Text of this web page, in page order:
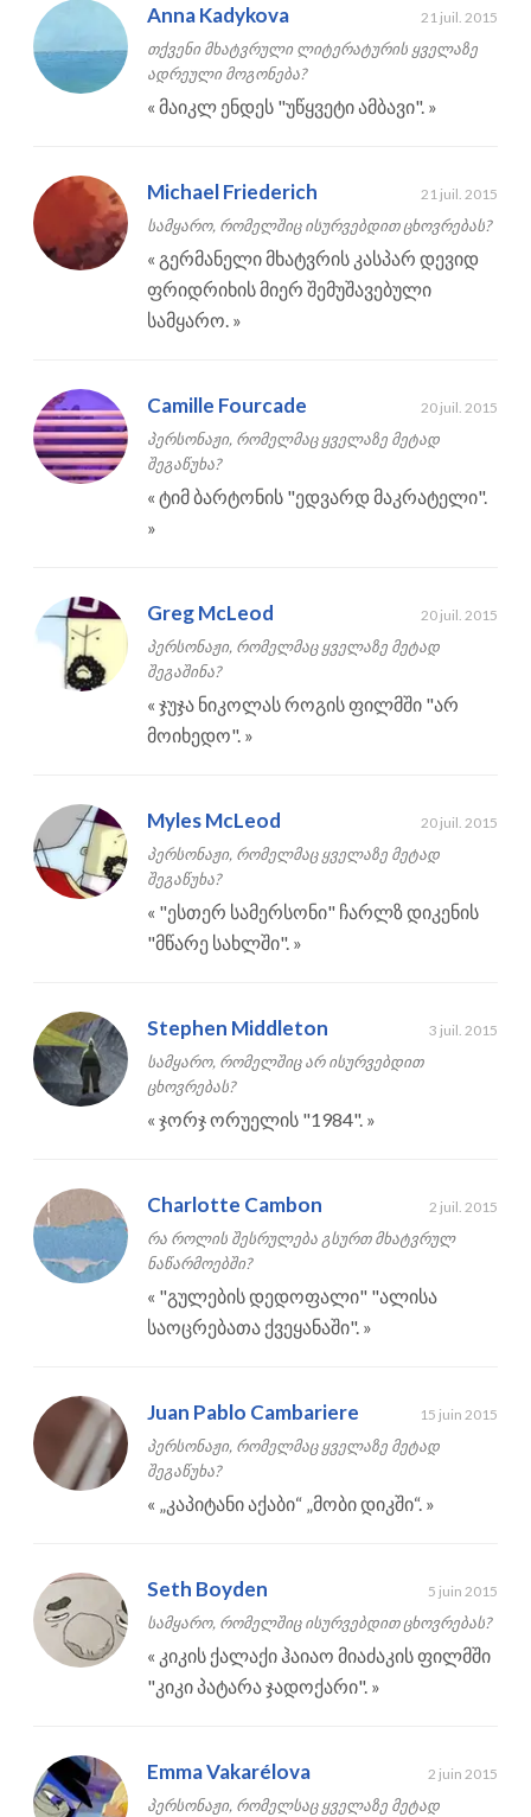
Anna Kadykova 21 juil. 2015
თქვენი მხატვრული ლიტერატურის ყველაზე
ადრეული მოგონება?
« მაიკლ ენდეს "უწყვეტი ამბავი". »
Michael Friederich 21 juil. 2015
სამყარო, რომელშიც ისურვებდით ცხოვრებას?
« გერმანელი მხატვრის კასპარ დევიდ
ფრიდრიხის მიერ შემუშავებული
სამყარო. »
Camille Fourcade 20 juil. 2015
პერსონაჟი, რომელმაც ყველაზე მეტად
შეგაწუხა?
« ტიმ ბარტონის "ედვარდ მაკრატელი".
»
Greg McLeod 20 juil. 2015
პერსონაჟი, რომელმაც ყველაზე მეტად
შეგაშინა?
« ჯუჯა ნიკოლას როგის ფილმში "არ
მოიხედო". »
Myles McLeod 20 juil. 2015
პერსონაჟი, რომელმაც ყველაზე მეტად
შეგაწუხა?
« "ესთერ სამერსონი" ჩარლზ დიკენის
"მწარე სახლში". »
Stephen Middleton 3 juil. 2015
სამყარო, რომელშიც არ ისურვებდით
ცხოვრებას?
« ჯორჯ ორუელის "1984". »
Charlotte Cambon 2 juil. 2015
რა როლის შესრულება გსურთ მხატვრულ
ნაწარმოებში?
« "გულების დედოფალი" "ალისა
საოცრებათა ქვეყანაში". »
Juan Pablo Cambariere 15 juin 2015
პერსონაჟი, რომელმაც ყველაზე მეტად
შეგაწუხა?
« „კაპიტანი აქაბი“ „მობი დიკში“. »
Seth Boyden 5 juin 2015
სამყარო, რომელშიც ისურვებდით ცხოვრებას?
« კიკის ქალაქი ჰაიაო მიაძაკის ფილმში
"კიკი პატარა ჯადოქარი". »
Emma Vakarélova 2 juin 2015
პერსონაჟი, რომელსაც ყველაზე მეტად